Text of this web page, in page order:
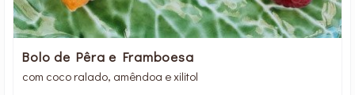
Bolo de Pêra e Framboesa
com coco ralado, amêndoa e xilitol